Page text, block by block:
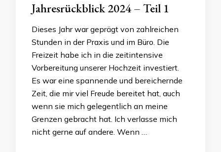
Jahresrückblick 2024 – Teil 1
Dieses Jahr war geprägt von zahlreichen
Stunden in der Praxis und im Büro. Die
Freizeit habe ich in die zeitintensive
Vorbereitung unserer Hochzeit investiert.
Es war eine spannende und bereichernde
Zeit, die mir viel Freude bereitet hat, auch
wenn sie mich gelegentlich an meine
Grenzen gebracht hat. Ich verlasse mich
nicht gerne auf andere. Wenn …